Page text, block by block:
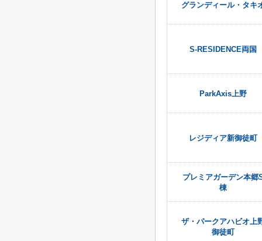
グランディール・タキ
S-RESIDENCE両国
ParkAxis上野
レジディア新御徒町
プレミアガーデン本郷
棟
ザ・パークアハビオ上
御徒町